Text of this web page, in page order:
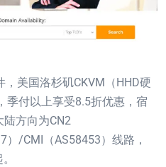
美国洛杉矶CKVM（HHD硬
季付以上享受8.5折优惠，宿
陆方向为CN2
）/CMI（AS58453）线路，